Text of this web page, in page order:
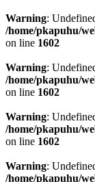
Warning:
/home/pkapuhu/
on line 1602
Warning:
/home/pkapuhu/
on line 1602
Warning:
/home/pkapuhu/
on line 1602
Warning:
/home/pkapuhu/